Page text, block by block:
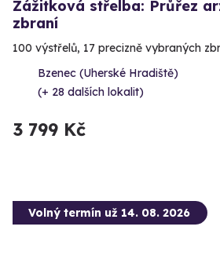
Zážitková střelba: Průřez
zbraní
100 výstřelů, 17 precizně vybraných
Bzenec (Uherské Hradiště)
(+ 28 dalších lokalit)
3 799 Kč
Volný termín už 14. 08. 2026